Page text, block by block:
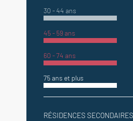
30 - 44 ans
45 - 59 ans
60 - 74 ans
75 ans et plus
RÉSIDENCES SECONDAIRES